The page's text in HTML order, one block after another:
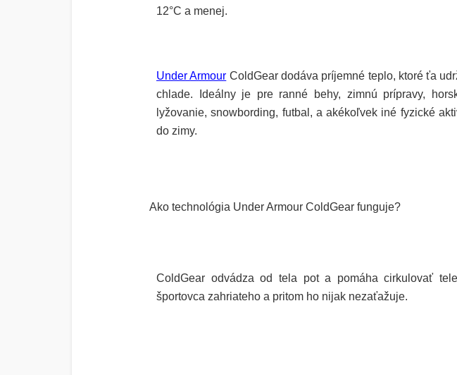
12°C a menej.
Under Armour ColdGeardodáva príjemné teplo, ktoré ťa
chlade. Ideálny je pre ranné behy, zimnú prípravy,
lyžovanie, snowbording, futbal, a akékoľvek iné fyzické
do zimy.
Ako technológia Under Armour ColdGear funguje?
ColdGear odvádza od tela pot a pomáha cirkulovať
športovca zahriateho a pritom ho nijak nezaťažuje.